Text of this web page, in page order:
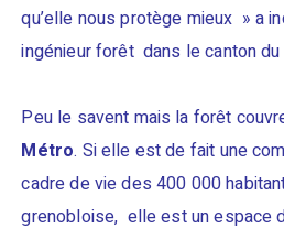
qu’elle nous protège mieux » a
ingénieur forêt dans le canton du
Peu le savent mais la forêt
Métro. Si elle est de fait une
cadre de vie des 400 000
grenobloise, elle est un espace